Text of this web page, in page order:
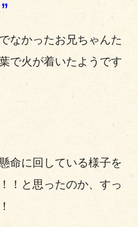
なかったお兄ちゃんた
で火が着いたようです
命に回している様子を
！と思ったのか、すっ